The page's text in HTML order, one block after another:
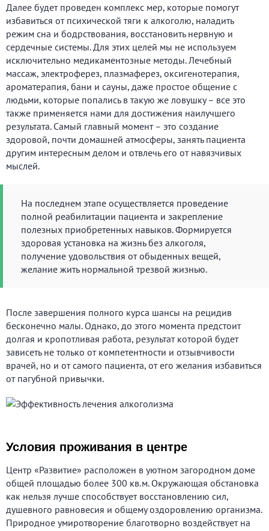
Далее будет проведен комплекс мер, которые помогут
избавиться от психической тяги к алкоголю, наладить
режим сна и бодрствования, восстановить нервную и
сердечные системы. Для этих целей мы не используем
исключительно медикаментозные методы. Лечебный
массаж, электроферез, плазмаферез, оксигенотерапия,
ароматерапия, бани и сауны, даже простое общение с
людьми, которые попались в такую же ловушку – все это
также применяется нами для достижения наилучшего
результата. Самый главный момент – это создание
здоровой, почти домашней атмосферы, занять пациента
другим интересным делом и отвлечь его от навязчивых
мыслей.
На последнем этапе осуществляется проведение
полной реабилитации пациента и закрепление
полезных приобретенных навыков. Формируется
здоровая установка на жизнь без алкоголя,
получение удовольствия от обыденных вещей,
желание жить нормальной трезвой жизнью.
После завершения полного курса шансы на рецидив
бесконечно малы. Однако, до этого момента предстоит
долгая и кропотливая работа, результат которой будет
зависеть не только от компетентности и отзывчивости
врачей, но и от самого пациента, от его желания избавиться
от пагубной привычки.
Условия проживания в центре
Центр «Развитие» расположен в уютном загородном доме
общей площадью более 300 кв.м. Окружающая обстановка
как нельзя лучше способствует восстановлению сил,
душевного равновесия и общему оздоровлению организма.
Природное умиротворение благотворно воздействует на